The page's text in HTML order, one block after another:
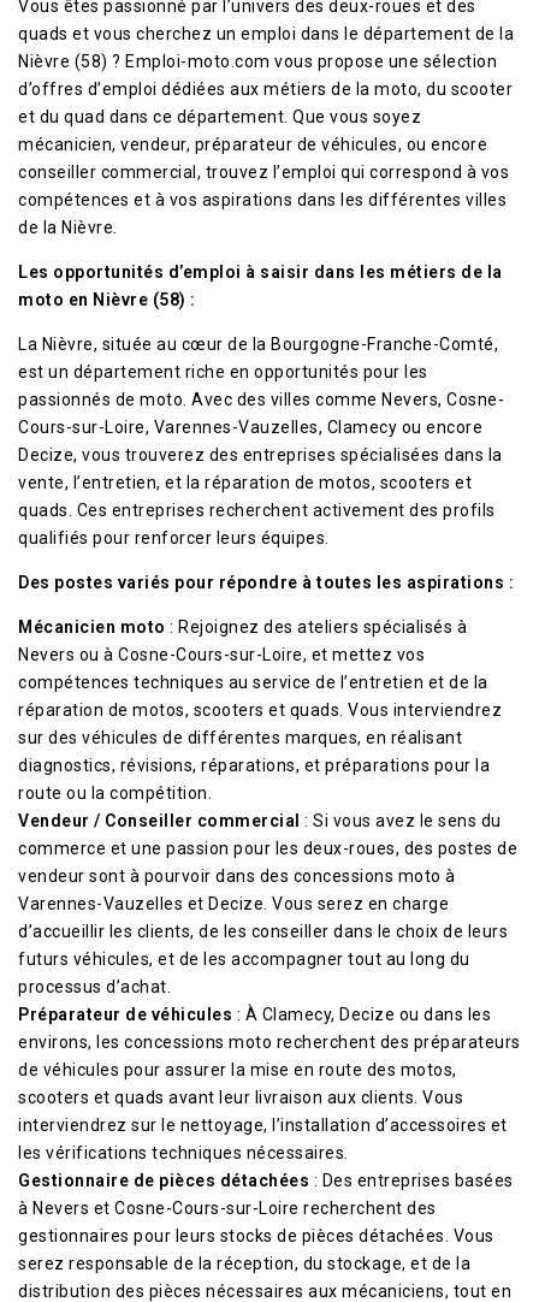
Vous êtes passionné par l’univers des deux-roues et des
quads et vous cherchez un emploi dans le département de la
Nièvre (58) ? Emploi-moto.com vous propose une sélection
d’offres d’emploi dédiées aux métiers de la moto, du scooter
et du quad dans ce département. Que vous soyez
mécanicien, vendeur, préparateur de véhicules, ou encore
conseiller commercial, trouvez l’emploi qui correspond à vos
compétences et à vos aspirations dans les différentes villes
de la Nièvre.
Les opportunités d’emploi à saisir dans les métiers de la
moto en Nièvre (58) :
La Nièvre, située au cœur de la Bourgogne-Franche-Comté,
est un département riche en opportunités pour les
passionnés de moto. Avec des villes comme Nevers, Cosne-
Cours-sur-Loire, Varennes-Vauzelles, Clamecy ou encore
Decize, vous trouverez des entreprises spécialisées dans la
vente, l’entretien, et la réparation de motos, scooters et
quads. Ces entreprises recherchent activement des profils
qualifiés pour renforcer leurs équipes.
Des postes variés pour répondre à toutes les aspirations :
Mécanicien moto : Rejoignez des ateliers spécialisés à
Nevers ou à Cosne-Cours-sur-Loire, et mettez vos
compétences techniques au service de l’entretien et de la
réparation de motos, scooters et quads. Vous interviendrez
sur des véhicules de différentes marques, en réalisant
diagnostics, révisions, réparations, et préparations pour la
route ou la compétition.
Vendeur / Conseiller commercial : Si vous avez le sens du
commerce et une passion pour les deux-roues, des postes de
vendeur sont à pourvoir dans des concessions moto à
Varennes-Vauzelles et Decize. Vous serez en charge
d’accueillir les clients, de les conseiller dans le choix de leurs
futurs véhicules, et de les accompagner tout au long du
processus d’achat.
Préparateur de véhicules : À Clamecy, Decize ou dans les
environs, les concessions moto recherchent des préparateurs
de véhicules pour assurer la mise en route des motos,
scooters et quads avant leur livraison aux clients. Vous
interviendrez sur le nettoyage, l’installation d’accessoires et
les vérifications techniques nécessaires.
Gestionnaire de pièces détachées : Des entreprises basées
à Nevers et Cosne-Cours-sur-Loire recherchent des
gestionnaires pour leurs stocks de pièces détachées. Vous
serez responsable de la réception, du stockage, et de la
distribution des pièces nécessaires aux mécaniciens, tout en